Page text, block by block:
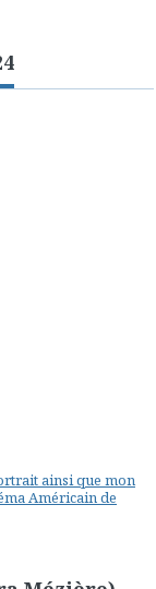
ainsi que mon
Américain de